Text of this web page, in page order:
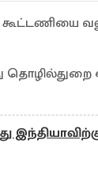
தொழில்துறை